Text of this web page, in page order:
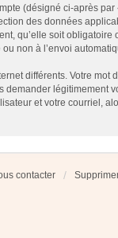
(désigné ci-après par
des données
qu’elle soit obligatoire
non à l’envoi
différents. Votre mot
demander légitimement
et votre courriel,
contacter